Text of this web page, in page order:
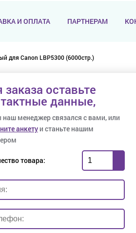
И ОПЛАТА ПАРТНЕРАМ
для Canon LBP5300 (6000стр.)
заказа оставьте
данные,
наш менеджер связался с вами, или
анкету и станьте нашим
товара: